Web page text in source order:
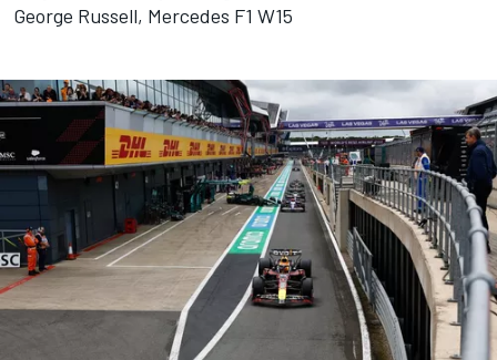
George Russell, Mercedes F1 W15